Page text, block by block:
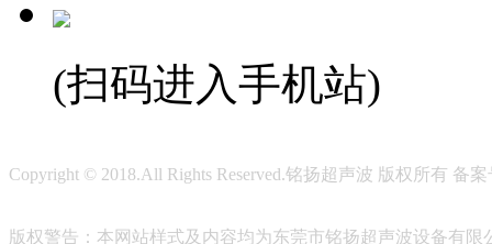
(扫码进入手机站)
Copyright © 2018.All Rights Reserved.铭扬超声波 版权所有 备
版权警告：本网站样式及内容均为东莞市铭扬超声波设备有